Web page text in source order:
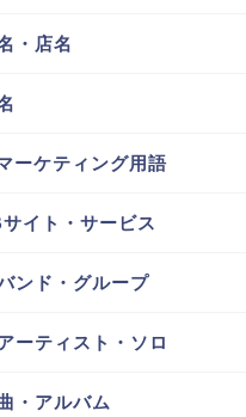
・店名
ーケティング用語
イト・サービス
ンド・グループ
ーティスト・ソロ
・アルバム